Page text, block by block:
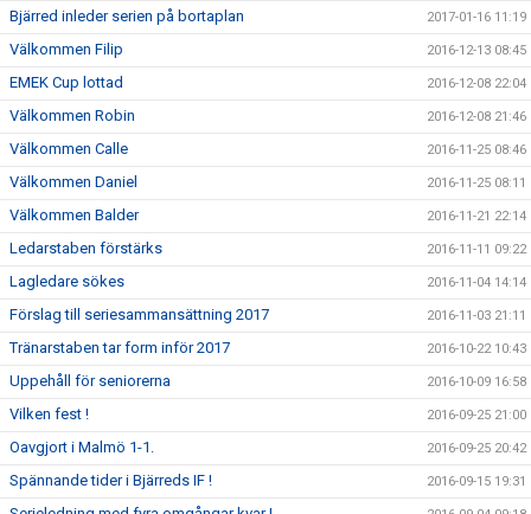
Bjärred inleder serien på bortaplan 2017-01-16 11:19
Välkommen Filip 2016-12-13 08:45
EMEK Cup lottad 2016-12-08 22:04
Välkommen Robin 2016-12-08 21:46
Välkommen Calle 2016-11-25 08:46
Välkommen Daniel 2016-11-25 08:11
Välkommen Balder 2016-11-21 22:14
Ledarstaben förstärks 2016-11-11 09:22
Lagledare sökes 2016-11-04 14:14
Förslag till seriesammansättning 2017 2016-11-03 21:11
Tränarstaben tar form inför 2017 2016-10-22 10:43
Uppehåll för seniorerna 2016-10-09 16:58
Vilken fest ! 2016-09-25 21:00
Oavgjort i Malmö 1-1. 2016-09-25 20:42
Spännande tider i Bjärreds IF ! 2016-09-15 19:31